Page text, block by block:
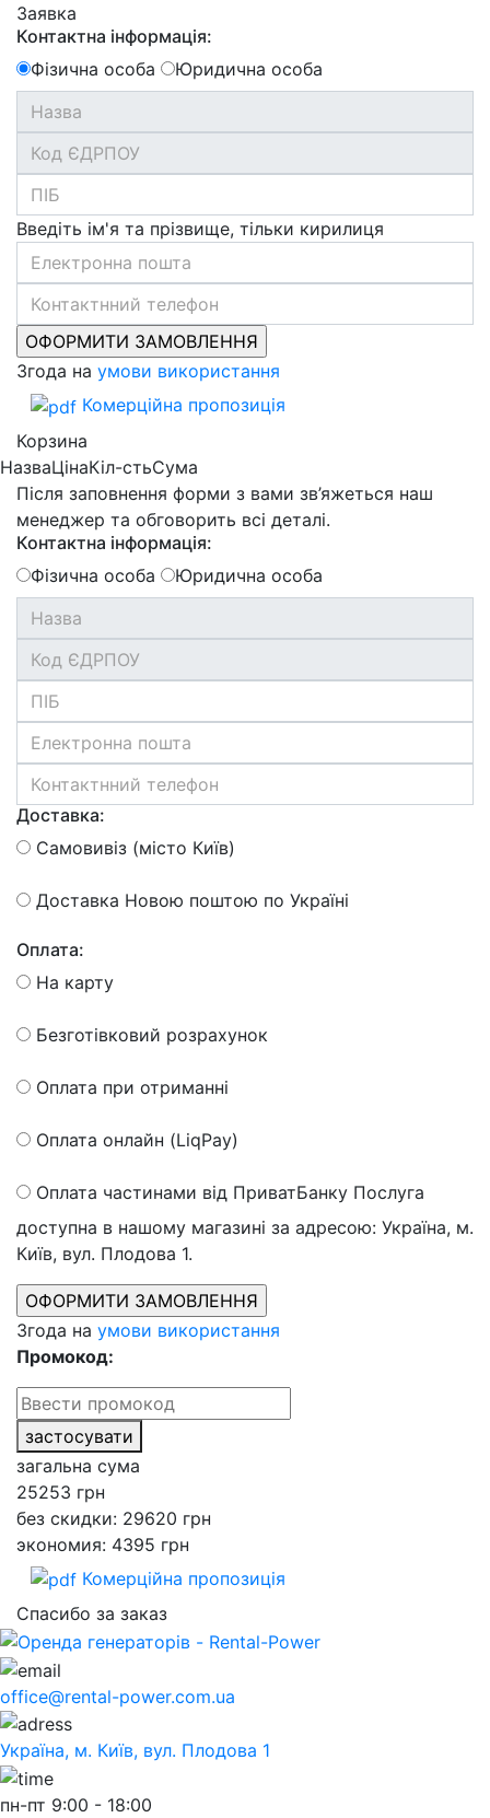
Заявка
Контактна інформація:
Фізична особа
Юридична особа
Введіть ім'я та прізвище, тільки кирилиця
Згода на умови використання
Комерційна пропозиція
Корзина
НазваЦінаКіл-стьСума
Після заповнення форми з вами зв’яжеться наш
менеджер та обговорить всі деталі.
Контактна інформація:
Фізична особа
Юридична особа
Доставка:
Самовивіз (місто Київ)
Доставка Новою поштою по Україні
Оплата:
На карту
Безготівковий розрахунок
Оплата при отриманні
Оплата онлайн (LiqPay)
Оплата частинами від ПриватБанку Послуга
доступна в нашому магазині за адресою: Україна, м.
Київ, вул. Плодова 1.
Згода на умови використання
Промокод:
застосувати
загальна сума
25253 грн
без скидки: 29620 грн
экономия: 4395 грн
Комерційна пропозиція
Спасибо за заказ
office@rental-power.com.ua
Україна, м. Київ, вул. Плодова 1
пн-пт 9:00 - 18:00